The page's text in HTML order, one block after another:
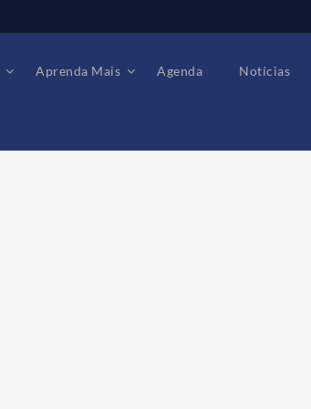
Aprenda Mais Agenda Notícias